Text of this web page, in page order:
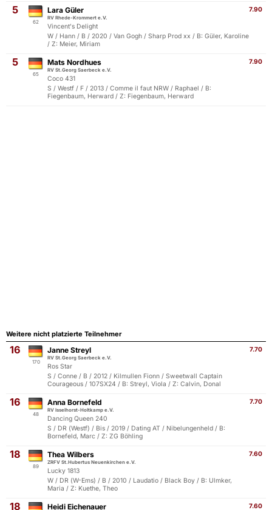
5
62
7.90
Lara Güler
RV Rhede-Krommert e.V.
Vincent's Delight
W / Hann / B / 2020 / Van Gogh / Sharp Prod xx / B: Güler, Karoline
/ Z: Meier, Miriam
5
65
7.90
Mats Nordhues
RV St.Georg Saerbeck e.V.
Coco 431
S / Westf / F / 2013 / Comme il faut NRW / Raphael / B:
Fiegenbaum, Herward / Z: Fiegenbaum, Herward
Weitere nicht platzierte Teilnehmer
16
170
7.70
Janne Streyl
RV St.Georg Saerbeck e.V.
Ros Star
S / Conne / B / 2012 / Kilmullen Fionn / Sweetwall Captain
Courageous / 107SX24 / B: Streyl, Viola / Z: Calvin, Donal
16
48
7.70
Anna Bornefeld
RV Isselhorst-Holtkamp e.V.
Dancing Queen 240
S / DR (Westf) / Bis / 2019 / Dating AT / Nibelungenheld / B:
Bornefeld, Marc / Z: ZG Böhling
18
89
7.60
Thea Wilbers
ZRFV St.Hubertus Neuenkirchen e.V.
Lucky 1813
W / DR (W-Ems) / B / 2010 / Laudatio / Black Boy / B: Ulmker,
Maria / Z: Kuethe, Theo
18 7.60
Heidi Eichenauer